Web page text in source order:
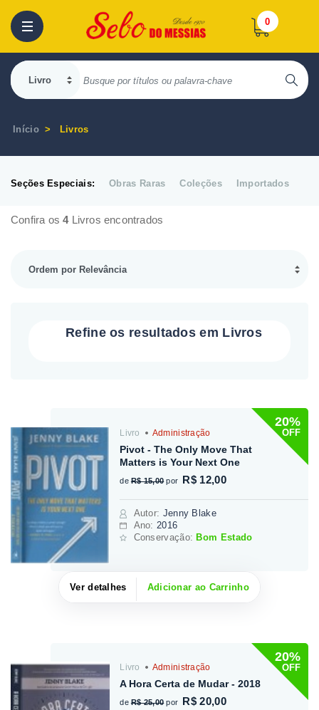
0
Início Livros
Seções Especiais: Obras Raras Coleções Importados
Confira os4Livros encontrados
Refine os resultados em Livros
20%
OFF
Livro Administração
Pivot - The Only Move That
Matters is Your Next One
de R$ 15,00 por R$ 12,00
Autor: Jenny Blake
Ano: 2016
Conservação:Bom Estado
Ver detalhes Adicionar ao Carrinho
20%
OFF
Livro Administração
A Hora Certa de Mudar - 2018
de R$ 25,00 por R$ 20,00